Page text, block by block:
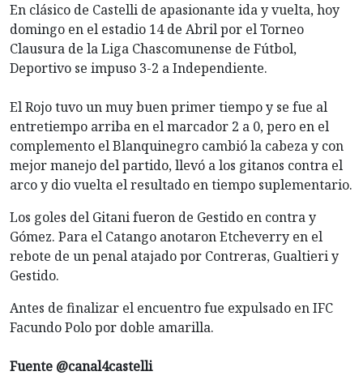
En clásico de Castelli de apasionante ida y vuelta, hoy
domingo en el estadio 14 de Abril por el Torneo
Clausura de la Liga Chascomunense de Fútbol,
Deportivo se impuso 3-2 a Independiente.
El Rojo tuvo un muy buen primer tiempo y se fue al
entretiempo arriba en el marcador 2 a 0, pero en el
complemento el Blanquinegro cambió la cabeza y con
mejor manejo del partido, llevó a los gitanos contra el
arco y dio vuelta el resultado en tiempo suplementario.
Los goles del Gitani fueron de Gestido en contra y
Gómez. Para el Catango anotaron Etcheverry en el
rebote de un penal atajado por Contreras, Gualtieri y
Gestido.
Antes de finalizar el encuentro fue expulsado en IFC
Facundo Polo por doble amarilla.
Fuente @canal4castelli